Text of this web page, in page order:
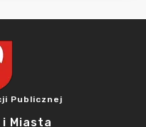
Publicznej
i Miasta